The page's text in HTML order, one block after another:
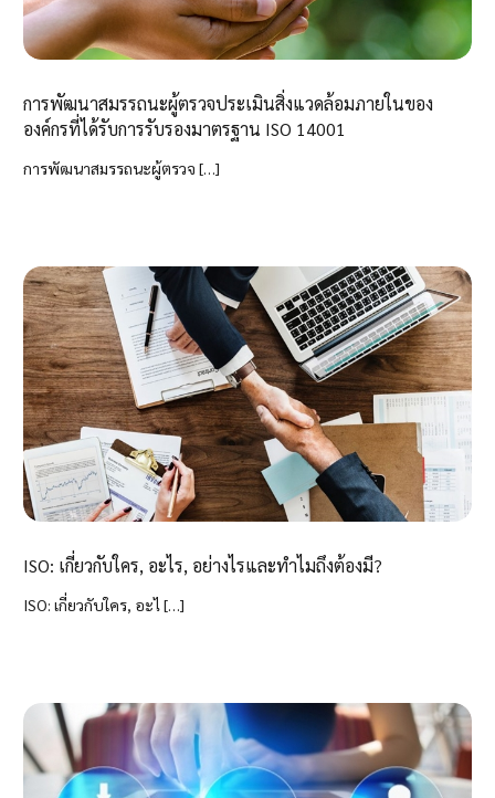
การพัฒนาสมรรถนะผู้ตรวจประเมินสิ่งแวดล้อมภายในของ
องค์กรที่ได้รับการรับรองมาตรฐาน ISO 14001
การพัฒนาสมรรถนะผู้ตรวจ […]
ISO: เกี่ยวกับใคร, อะไร, อย่างไรและทำไมถึงต้องมี?
ISO: เกี่ยวกับใคร, อะไ […]